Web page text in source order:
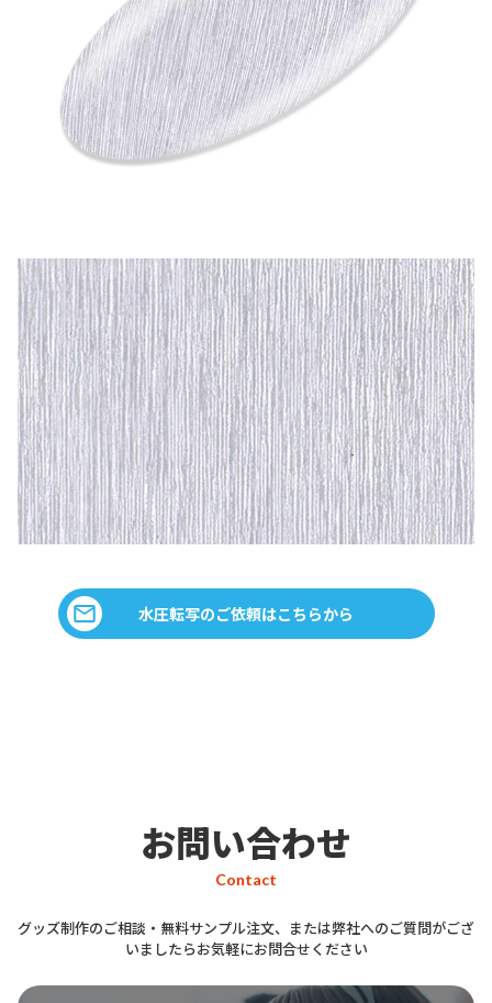
水圧転写のご依頼はこちらから
お問い合わせ
Contact
グッズ制作のご相談・無料サンプル注文、または弊社へのご質問がござ
いましたらお気軽にお問合せください